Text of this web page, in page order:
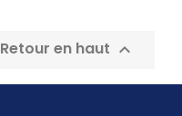
Retour en haut 